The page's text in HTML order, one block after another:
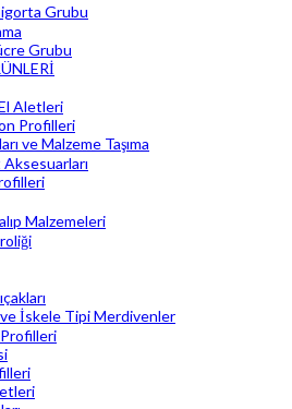
Grubu
Grubu
Aletleri
Profilleri
ve Malzeme Taşıma
Aksesuarları
Malzemeleri
İskele Tipi Merdivenler